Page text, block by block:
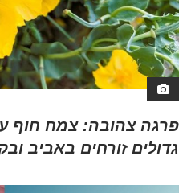
פרגה צהובה: צמח חוף
גדולים זורחים באביב